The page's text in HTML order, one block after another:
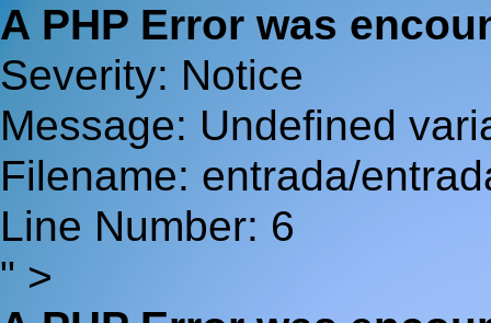
A PHP Error was
Severity: Notice
Message: Undefined
Filename: entrada/
Line Number: 6
" >